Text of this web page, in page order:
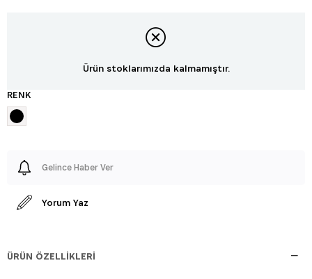
Ürün stoklarımızda kalmamıştır.
RENK
Gelince Haber Ver
Yorum Yaz
ÜRÜN ÖZELLIKLERI